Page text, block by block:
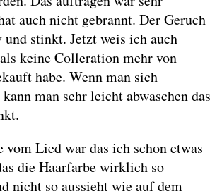
auch nicht gebrannt. Der Geruch
stinkt. Jetzt weis ich auch
keine Colleration mehr von
habe. Wenn man sich
man sehr leicht abwaschen das
vom Lied war das ich schon etwas
die Haarfarbe wirklich so
nicht so aussieht wie auf dem